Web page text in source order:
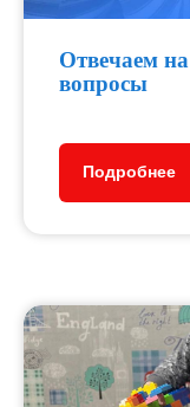
Отвечаем
вопросы
Подробнее